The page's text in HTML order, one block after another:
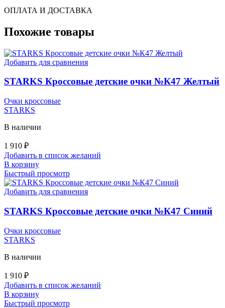
ОПЛАТА И ДОСТАВКА
Похожие товары
Добавить для сравнения
STARKS Кроссовые детские очки №К47 Желтый
Очки кроссовые
STARKS
В наличии
1 910 ₽
Добавить в список желаний
В корзину
Быстрый просмотр
Добавить для сравнения
STARKS Кроссовые детские очки №К47 Синий
Очки кроссовые
STARKS
В наличии
1 910 ₽
Добавить в список желаний
В корзину
Быстрый просмотр